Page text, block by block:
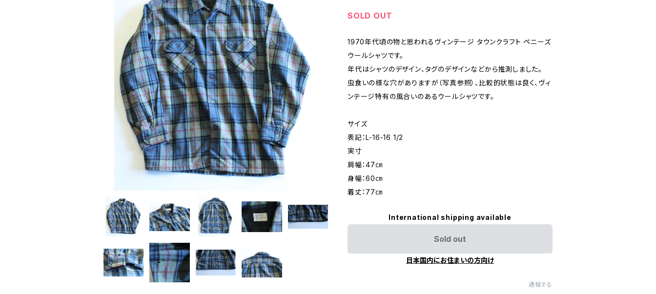
SOLD OUT
1970年代頃の物と思われるヴィンテージ タウンクラフト ペニーズ
ウールシャツです。
年代はシャツのデザイン、タグのデザインなどから推測しました。
虫食いの様な穴がありますが（写真参照）、比較的状態は良く、ヴィ
ンテージ特有の風合いのあるウールシャツです。
サイズ
表記：L-16-16 1/2
実寸
肩幅：47㎝
身幅：60㎝
着丈：77㎝
International shipping available
Sold out
日本国内にお住まいの方向け
通報する